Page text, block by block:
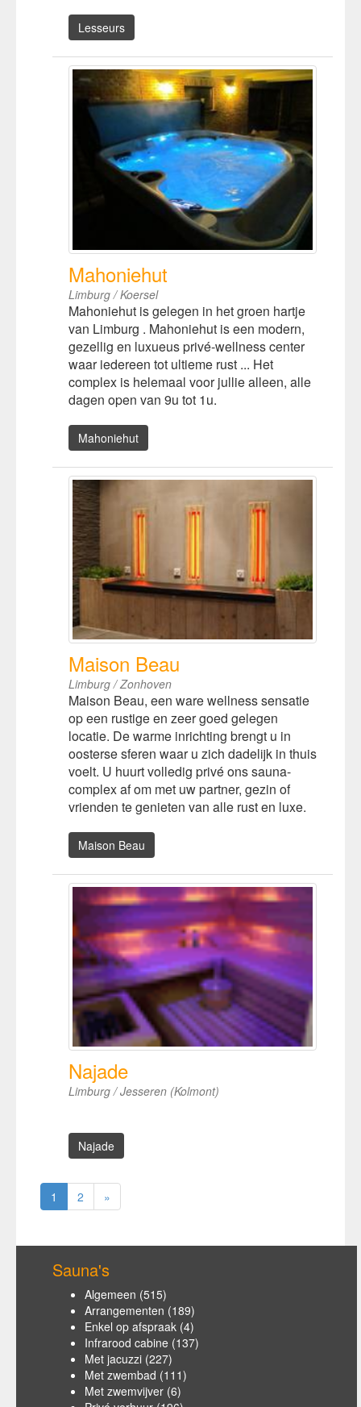
Lesseurs
Mahoniehut
Limburg / Koersel
Mahoniehut is gelegen in het groen hartje
van Limburg . Mahoniehut is een modern,
gezellig en luxueus privé-wellness center
waar iedereen tot ultieme rust ... Het
complex is helemaal voor jullie alleen, alle
dagen open van 9u tot 1u.
Mahoniehut
Maison Beau
Limburg / Zonhoven
Maison Beau, een ware wellness sensatie
op een rustige en zeer goed gelegen
locatie. De warme inrichting brengt u in
oosterse sferen waar u zich dadelijk in thuis
voelt. U huurt volledig privé ons sauna-
complex af om met uw partner, gezin of
vrienden te genieten van alle rust en luxe.
Maison Beau
Najade
Limburg / Jesseren (Kolmont)
Najade
1 2 »
Sauna's
Algemeen (515)
Arrangementen (189)
Enkel op afspraak (4)
Infrarood cabine (137)
Met jacuzzi (227)
Met zwembad (111)
Met zwemvijver (6)